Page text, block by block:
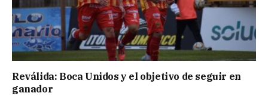
Reválida: Boca Unidos y el objetivo de seguir en
ganador